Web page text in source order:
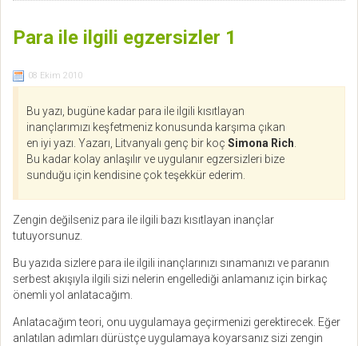
Para ile ilgili egzersizler 1
08 Ekim 2010
Bu yazı, bugüne kadar para ile ilgili kısıtlayan
inançlarımızı keşfetmeniz konusunda karşıma çıkan
en iyi yazı. Yazarı, Litvanyalı genç bir koç Simona Rich.
Bu kadar kolay anlaşılır ve uygulanır egzersizleri bize
sunduğu için kendisine çok teşekkür ederim.
Zengin değilseniz para ile ilgili bazı kısıtlayan inançlar
tutuyorsunuz.
Bu yazıda sizlere para ile ilgili inançlarınızı sınamanızı ve paranın
serbest akışıyla ilgili sizi nelerin engellediği anlamanız için birkaç
önemli yol anlatacağım.
Anlatacağım teori, onu uygulamaya geçirmenizi gerektirecek. Eğer
anlatılan adımları dürüstçe uygulamaya koyarsanız sizi zengin